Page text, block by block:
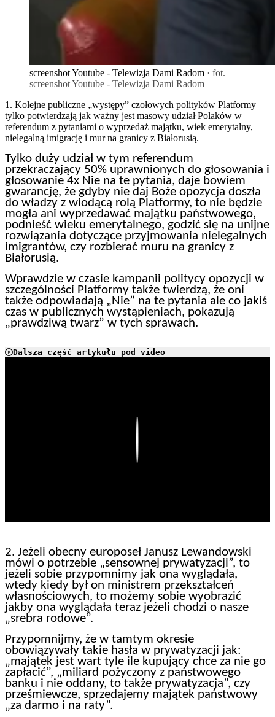
screenshot Youtube - Telewizja Dami Radom · fot.
screenshot Youtube - Telewizja Dami Radom
1. Kolejne publiczne „występy” czołowych polityków Platformy
tylko potwierdzają jak ważny jest masowy udział Polaków w
referendum z pytaniami o wyprzedaż majątku, wiek emerytalny,
nielegalną imigrację i mur na granicy z Białorusią.
Tylko duży udział w tym referendum
przekraczający 50% uprawnionych do głosowania i
głosowanie 4x Nie na te pytania, daje bowiem
gwarancję, że gdyby nie daj Boże opozycja doszła
do władzy z wiodącą rolą Platformy, to nie będzie
mogła ani wyprzedawać majątku państwowego,
podnieść wieku emerytalnego, godzić się na unijne
rozwiązania dotyczące przyjmowania nielegalnych
imigrantów, czy rozbierać muru na granicy z
Białorusią.
Wprawdzie w czasie kampanii politycy opozycji w
szczególności Platformy także twierdzą, że oni
także odpowiadają „Nie” na te pytania ale co jakiś
czas w publicznych wystąpieniach, pokazują
„prawdziwą twarz” w tych sprawach.
Dalsza część artykułu pod video
2. Jeżeli obecny europoseł Janusz Lewandowski
mówi o potrzebie „sensownej prywatyzacji”, to
jeżeli sobie przypomnimy jak ona wyglądała,
wtedy kiedy był on ministrem przekształceń
własnościowych, to możemy sobie wyobrazić
jakby ona wyglądała teraz jeżeli chodzi o nasze
„srebra rodowe”.
Przypomnijmy, że w tamtym okresie
obowiązywały takie hasła w prywatyzacji jak:
„majątek jest wart tyle ile kupujący chce za nie go
zapłacić”, „miliard pożyczony z państwowego
banku i nie oddany, to także prywatyzacja”, czy
prześmiewcze, sprzedajemy majątek państwowy
„za darmo i na raty”.